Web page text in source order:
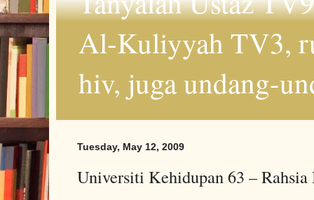
Al-Kuliyyah TV3,
hiv, juga undang-
Tuesday, May 12, 2009
Universiti Kehidupan 63 –